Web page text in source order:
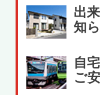
出
知
自
ご